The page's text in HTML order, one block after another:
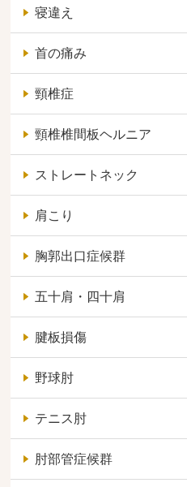
寝違え
首の痛み
頸椎症
頸椎椎間板ヘルニア
ストレートネック
肩こり
胸郭出口症候群
五十肩・四十肩
腱板損傷
野球肘
テニス肘
肘部管症候群